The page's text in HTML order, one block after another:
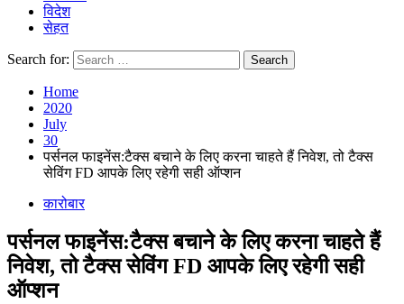
विदेश
सेहत
Search for:
Home
2020
July
30
पर्सनल फाइनेंस:टैक्स बचाने के लिए करना चाहते हैं निवेश, तो टैक्स
सेविंग FD आपके लिए रहेगी सही ऑप्शन
कारोबार
पर्सनल फाइनेंस:टैक्स बचाने के लिए करना चाहते हैं
निवेश, तो टैक्स सेविंग FD आपके लिए रहेगी सही
ऑप्शन